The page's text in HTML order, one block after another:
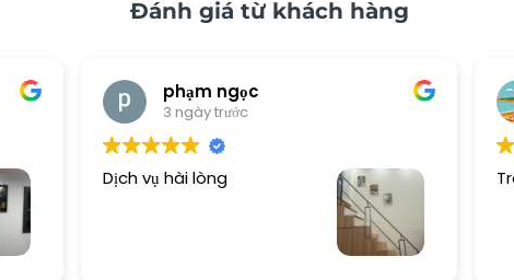
Đánh giá từ khách hàng
phạm ngọc
3 ngày trước
Dịch vụ hài lòng